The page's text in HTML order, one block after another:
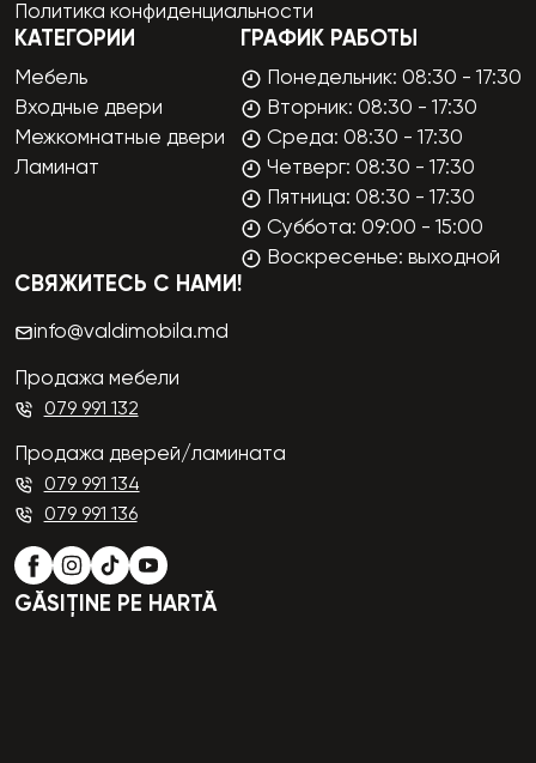
Политика конфиденциальности
КАТЕГОРИИ
Мебель
Входные двери
Межкомнатные двери
Ламинат
ГРАФИК РАБОТЫ
Понедельник: 08:30 - 17:30
Вторник: 08:30 - 17:30
Среда: 08:30 - 17:30
Четверг: 08:30 - 17:30
Пятница: 08:30 - 17:30
Суббота: 09:00 - 15:00
Воскресенье: выходной
СВЯЖИТЕСЬ С НАМИ!
info@valdimobila.md
Продажа мебели
079 991 132
Продажа дверей/ламината
079 991 134
079 991 136
GĂSIȚINE PE HARTĂ